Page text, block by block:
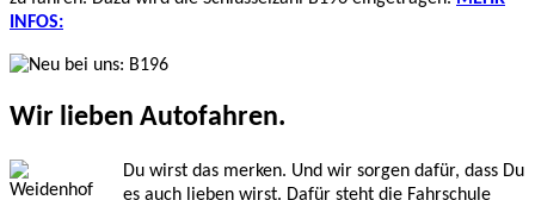
INFOS:
Wir lieben Autofahren.
Du wirst das merken. Und wir sorgen dafür, dass Du
es auch lieben wirst. Dafür steht die Fahrschule